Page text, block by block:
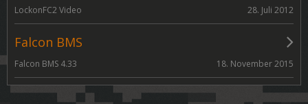
LockonFC2 Video 28. Juli 2012
Falcon BMS
Falcon BMS 4.33 18. November 2015